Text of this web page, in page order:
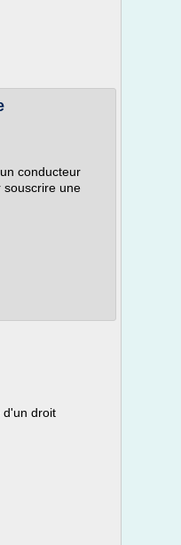
conducteur
souscrire une
d'un droit